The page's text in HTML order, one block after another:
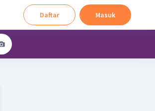
Daftar Masuk